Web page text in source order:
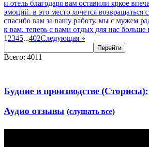
и отель благодаря вам оставили яркое
эмоций. в это место хочется возвращаться
спасибо вам за вашу работу. мы с мужем
к вам. теперь с вами отдых для нас больше
1 2345...402Следующая »
Перейти
Всего: 4011
Будние в производстве (Сторисы):
Аудио отзывы (слушать все)